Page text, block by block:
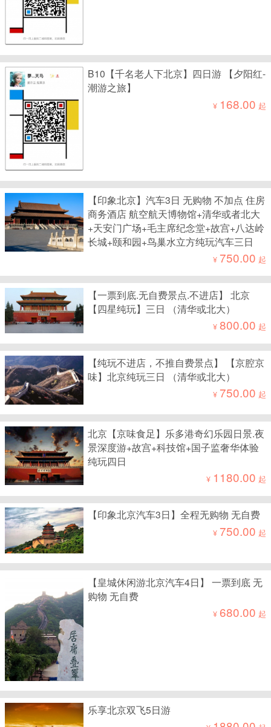
B10【千名老人下北京】四日游 【夕阳红-
潮游之旅】
¥ 168.00 起
【印象北京】汽车3日 无购物 不加点 住房
商务酒店 航空航天博物馆+清华或者北大
+天安门广场+毛主席纪念堂+故宫+八达岭
长城+颐和园+鸟巢水立方纯玩汽车三日
¥ 750.00 起
【一票到底.无自费景点.不进店】 北京
【四星纯玩】三日 （清华或北大）
¥800.00 起
【纯玩不进店，不推自费景点】 【京腔京
味】北京纯玩三日 （清华或北大）
¥ 750.00 起
北京【京味食足】乐多港奇幻乐园日景.夜
景深度游+故宫+科技馆+国子监奢华体验
纯玩四日
¥ 1180.00 起
【印象北京汽车3日】全程无购物 无自费
¥ 750.00 起
【皇城休闲游北京汽车4日】 一票到底 无
购物 无自费
¥680.00 起
乐享北京双飞5日游